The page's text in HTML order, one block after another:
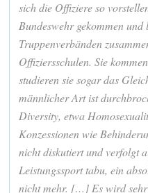
sich die Offiziere so
Bundeswehr gekommen
Truppenverbänden
Offiziersschulen. Sie
studieren sie sogar das
männlicher Art ist
Diversity, etwa
Konzessionen wie
nicht diskutiert und verfolgt
Leistungssport tabu, ein
nicht mehr. […] Es wird